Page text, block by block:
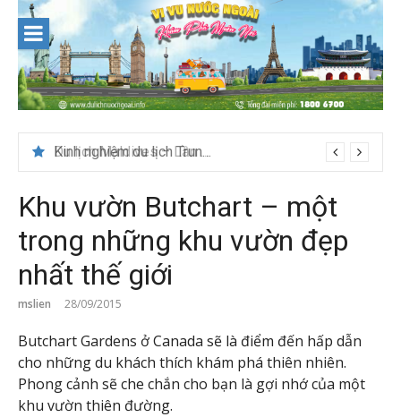
content
Du lịch Maldives – Lần đầu nên đi đâu, chơi gì?
Khu vườn Butchart – một
trong những khu vườn đẹp
nhất thế giới
mslien 28/09/2015
Butchart Gardens ở Canada sẽ là điểm đến hấp dẫn
cho những du khách thích khám phá thiên nhiên.
Phong cảnh sẽ che chắn cho bạn là gợi nhớ của một
khu vườn thiên đường.